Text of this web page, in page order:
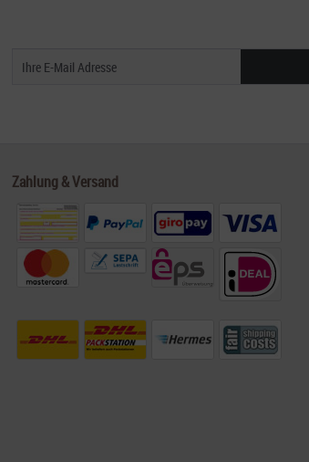
Zahlung & Versand